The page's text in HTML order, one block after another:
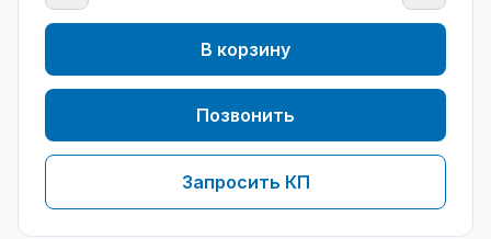
В корзину
Позвонить
Запросить КП